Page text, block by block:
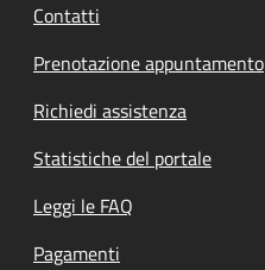
Contatti
Prenotazione appuntamento
Richiedi assistenza
Statistiche del portale
Leggi le FAQ
Pagamenti